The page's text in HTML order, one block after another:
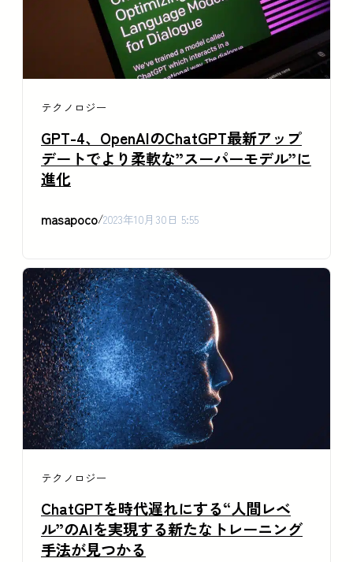
テクノロジー
GPT-4、OpenAIのChatGPT最新アップ
デートでより柔軟な”スーパーモデル”に
進化
masapoco/2023年10月30日 5:55
テクノロジー
ChatGPTを時代遅れにする“人間レベ
ル”のAIを実現する新たなトレーニング
手法が見つかる